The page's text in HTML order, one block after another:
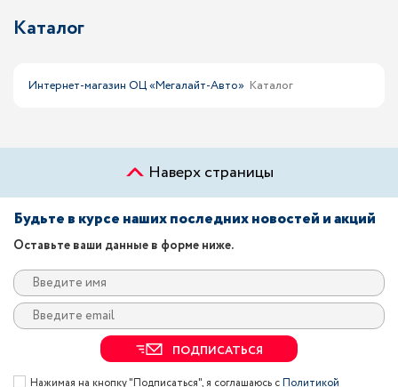
Каталог
Интернет-магазин ОЦ «Мегалайт-Авто» Каталог
Наверх страницы
Будьте в курсе наших последних новостей и акций
Оставьте ваши данные в форме ниже.
ПОДПИСАТЬСЯ
Нажимая на кнопку "Подписаться", я соглашаюсь сПолитикой